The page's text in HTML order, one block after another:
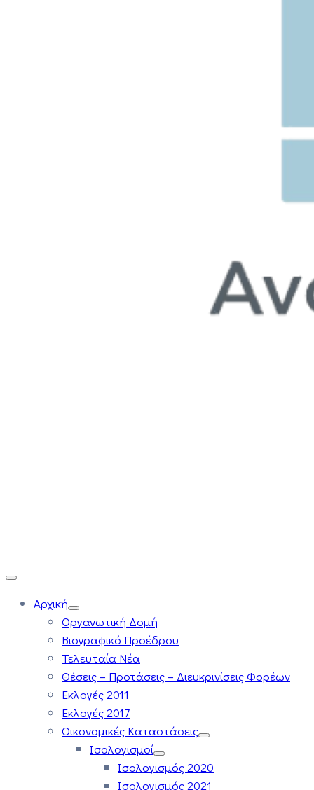
Αρχική
Οργανωτική Δομή
Βιογραφικό Προέδρου
Τελευταία Νέα
Θέσεις – Προτάσεις – Διευκρινίσεις Φορέων
Εκλογές 2011
Εκλογές 2017
Οικονομικές Καταστάσεις
Ισολογισμοί
Ισολογισμός 2020
Ισολογισμός 2021